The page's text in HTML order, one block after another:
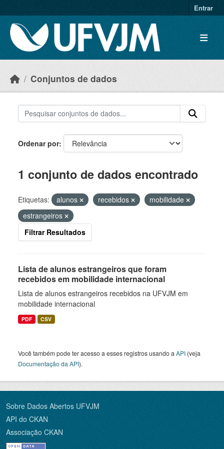
Entrar
Conjuntos de dados
Ordenar por
1 conjunto de dados encontrado
Etiquetas: alunos recebidos
mobilidade
estrangeiros
Filtrar Resultados
Lista de alunos estrangeiros que foram
recebidos em mobilidade internacional
Lista de alunos estrangeiros recebidos na UFVJM em
mobilidade internacional
PDF CSV
Você também pode ter acesso a esses registros usando a API (veja
Documentação da API).
Sobre Dados Abertos UFVJM
API do CKAN
Associação CKAN